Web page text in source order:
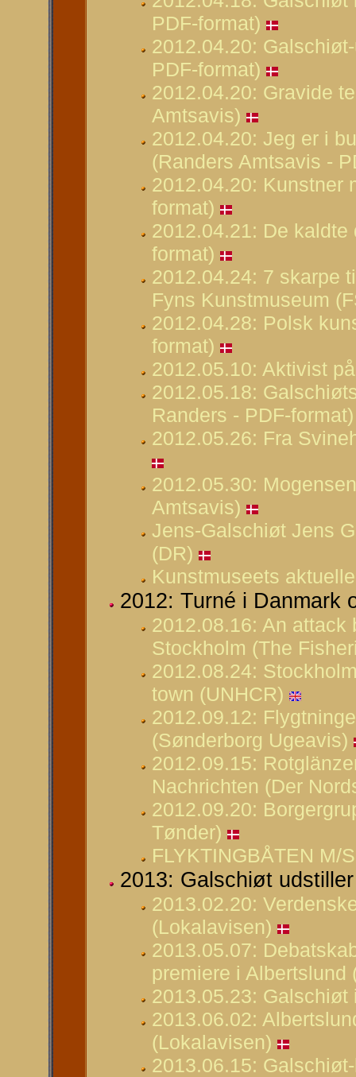
PDF-format)
2012.04.20:
PDF-format)
2012.04.20: Gravide
Amtsavis)
2012.04.20: Jeg er i
(Randers Amtsavis -
2012.04.20: Kunstner
format)
2012.04.21: De
format)
2012.04.24: 7 skarpe
Fyns Kunstmuseum
2012.04.28: Polsk
format)
2012.05.10: Aktivist
2012.05.18:
Randers - PDF-format)
2012.05.26: Fra
2012.05.30:
Amtsavis)
Jens-Galschiøt Jens
(DR)
Kunstmuseets
2012: Turné i Danmark
2012.08.16: An attack
Stockholm (The
2012.08.24:
town (UNHCR)
2012.09.12:
(Sønderborg Ugeavis)
2012.09.15:
Nachrichten (Der
2012.09.20:
Tønder)
FLYKTINGBÅTEN M/
2013: Galschiøt
2013.02.20:
(Lokalavisen)
2013.05.07:
premiere i Albertslund
2013.05.23:
2013.06.02:
(Lokalavisen)
2013.06.15: